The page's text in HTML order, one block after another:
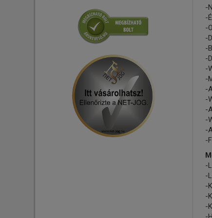
Tápelosztók - Tápszűrők
Csatlakozó - Adapter
-
-
-
-
-
-
-
-
-
-
-
-
-
-
-
-
-
-
-